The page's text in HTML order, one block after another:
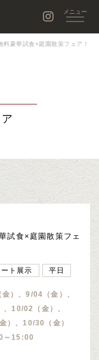
料豪華試食×庭園散策フェア！
試食×庭園散策フェ
ト展示 平日
）、9/04（金）、
10/02（金）、
）、10/30（金）
～15:00